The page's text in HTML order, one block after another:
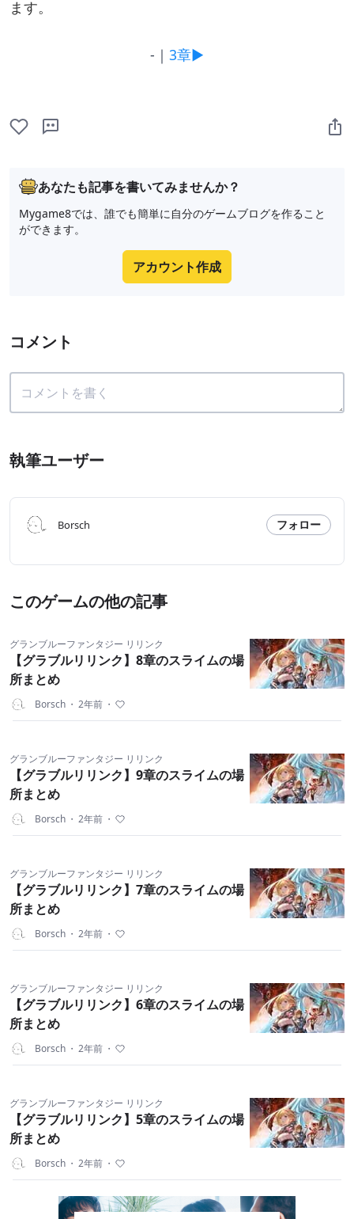
ます。
-｜ 3章▶
あなたも記事を書いてみませんか？
Mygame8では、誰でも簡単に自分のゲームブログを作ること
ができます。
アカウント作成
コメント
執筆ユーザー
Borsch フォロー
このゲームの他の記事
グランブルーファンタジー リリンク
【グラブルリリンク】8章のスライムの場
所まとめ
Borsch ・ 2年前 ・
グランブルーファンタジー リリンク
【グラブルリリンク】9章のスライムの場
所まとめ
Borsch ・ 2年前 ・
グランブルーファンタジー リリンク
【グラブルリリンク】7章のスライムの場
所まとめ
Borsch ・ 2年前 ・
グランブルーファンタジー リリンク
【グラブルリリンク】6章のスライムの場
所まとめ
Borsch ・ 2年前 ・
グランブルーファンタジー リリンク
【グラブルリリンク】5章のスライムの場
所まとめ
Borsch ・ 2年前 ・